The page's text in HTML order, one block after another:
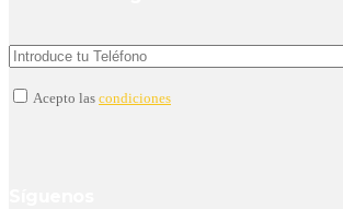
Acepto las condiciones